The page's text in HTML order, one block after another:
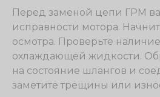
Перед заменой цепи ГРМ
исправности мотора.
осмотра. Проверьте
охлаждающей жидкости.
на состояние шлангов и
заметите трещины или